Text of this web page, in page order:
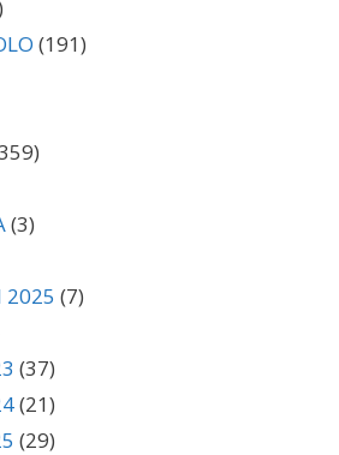
(191)
(3)
2025 (7)
(37)
(21)
(29)